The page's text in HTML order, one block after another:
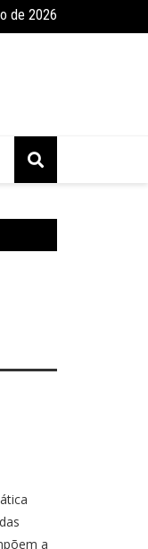
de 2026
a